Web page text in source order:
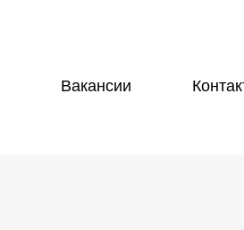
Вакансии